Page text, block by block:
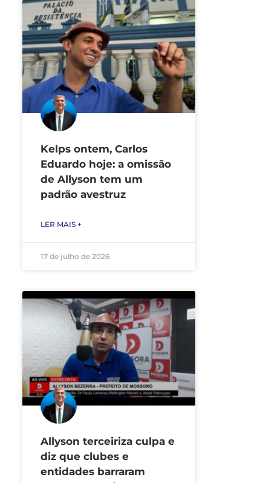
Kelps ontem, Carlos
Eduardo hoje: a omissão
de Allyson tem um
padrão avestruz
LER MAIS +
17 de julho de 2026
Allyson terceiriza culpa e
diz que clubes e
entidades barraram